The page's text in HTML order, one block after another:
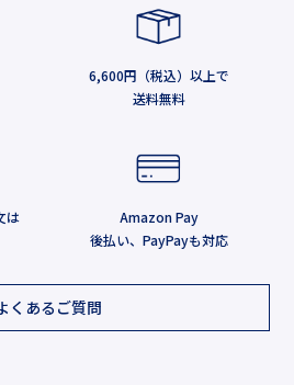
6,600円（税込）以上で
送料無料
は
Amazon Pay
後払い、PayPayも対応
くあるご質問